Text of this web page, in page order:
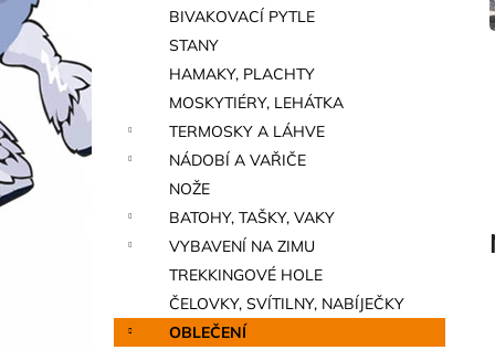
a
n
e
l
BIVAKOVACÍ PYTLE
STANY
HAMAKY, PLACHTY
MOSKYTIÉRY, LEHÁTKA
TERMOSKY A LÁHVE
NÁDOBÍ A VAŘIČE
NOŽE
BATOHY, TAŠKY, VAKY
VYBAVENÍ NA ZIMU
TREKKINGOVÉ HOLE
ČELOVKY, SVÍTILNY, NABÍJEČKY
OBLEČENÍ